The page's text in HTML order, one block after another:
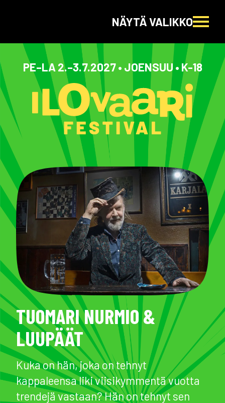
NÄYTÄ VALIKKO
PE–LA 2.–3.7.2027 • JOENSUU • K-18
TUOMARI NURMIO &
LUUPÄÄT
Kuka on hän, joka on tehnyt
kappaleensa liki viisikymmentä vuotta
trendejä vastaan? Hän on tehnyt sen